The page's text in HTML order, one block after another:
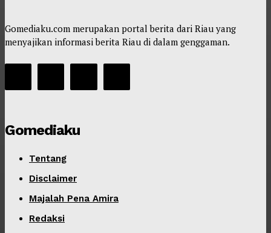
Gomediaku.com merupakan portal berita dari Riau yang
menyajikan informasi berita Riau di dalam genggaman.
Gomediaku
Tentang
Disclaimer
Majalah Pena Amira
Redaksi